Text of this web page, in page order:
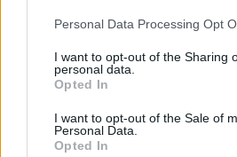
Personal Data Processing Opt
I want to opt-out of the Sharing
personal data.
Opted In
I want to opt-out of the Sale of
Personal Data.
Opted In
pas juger sans comprendre.
Le besoin d’appartenance
sentiment d’être aimés. En leur
et de l’affection, nous réalisons